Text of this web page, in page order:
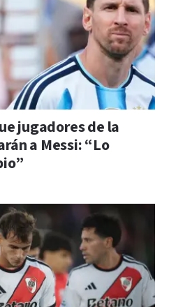
jugadores de la
a Messi: “Lo